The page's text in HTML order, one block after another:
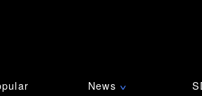
News ∨